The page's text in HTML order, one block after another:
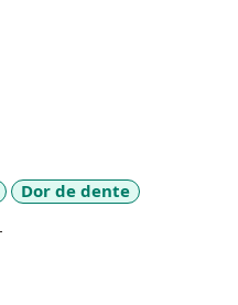
Dor de dente